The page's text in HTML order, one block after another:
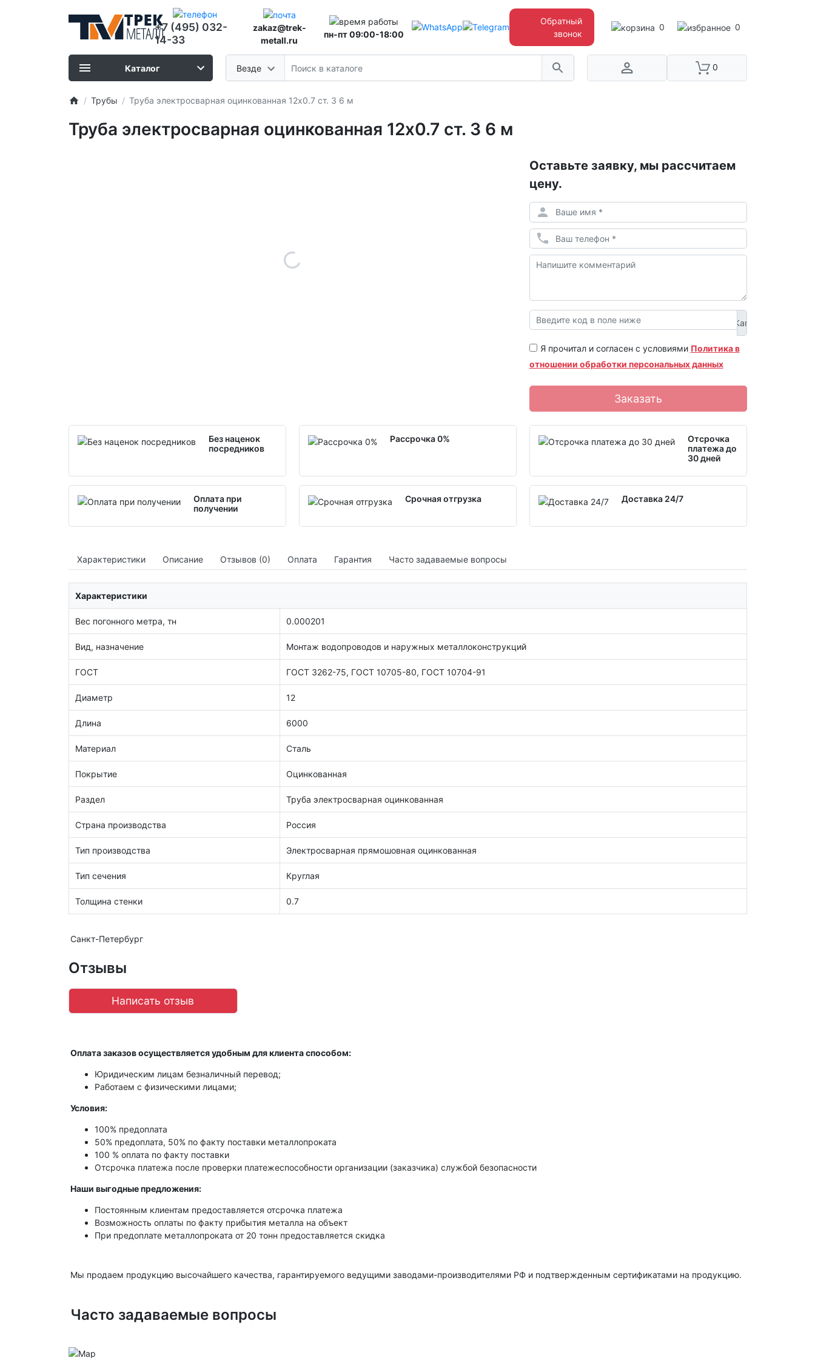
0 0
+7 (495) 032-
14-33
zakaz@trek-
metall.ru
пн-пт 09:00-18:00
Обратный
звонок
Везде 0
Каталог
Трубы Труба электросварная оцинкованная 12х0.7 ст. 3 6 м
Труба электросварная оцинкованная 12х0.7 ст. 3 6 м
Оставьте заявку, мы рассчитаем
цену.
Я прочитал и согласен с условиями Политика в
отношении обработки персональных данных
Заказать
Без наценок
посредников
Рассрочка 0%
Отсрочка
платежа до
30 дней
Оплата при
получении
Срочная отгрузка Доставка 24/7
Характеристики Описание Отзывов (0) Оплата Гарантия Часто задаваемые вопросы
Характеристики
Вес погонного метра, тн 0.000201
Вид, назначение Монтаж водопроводов и наружных металлоконструкций
ГОСТ ГОСТ 3262-75, ГОСТ 10705-80, ГОСТ 10704-91
Диаметр 12
Длина 6000
Материал Сталь
Покрытие Оцинкованная
Раздел Труба электросварная оцинкованная
Страна производства Россия
Тип производства Электросварная прямошовная оцинкованная
Тип сечения Круглая
Толщина стенки 0.7
Санкт-Петербург
Отзывы
Написать отзыв
Оплата заказов осуществляется удобным для клиента способом:
Юридическим лицам безналичный перевод;
Работаем с физическими лицами;
Условия:
100% предоплата
50% предоплата, 50% по факту поставки металлопроката
100 % оплата по факту поставки
Отсрочка платежа после проверки платежеспособности организации (заказчика) службой безопасности
Наши выгодные предложения:
Постоянным клиентам предоставляется отсрочка платежа
Возможность оплаты по факту прибытия металла на объект
При предоплате металлопроката от 20 тонн предоставляется скидка
Мы продаем продукцию высочайшего качества, гарантируемого ведущими заводами-производителями РФ и подтвержденным сертификатами на продукцию.
Часто задаваемые вопросы